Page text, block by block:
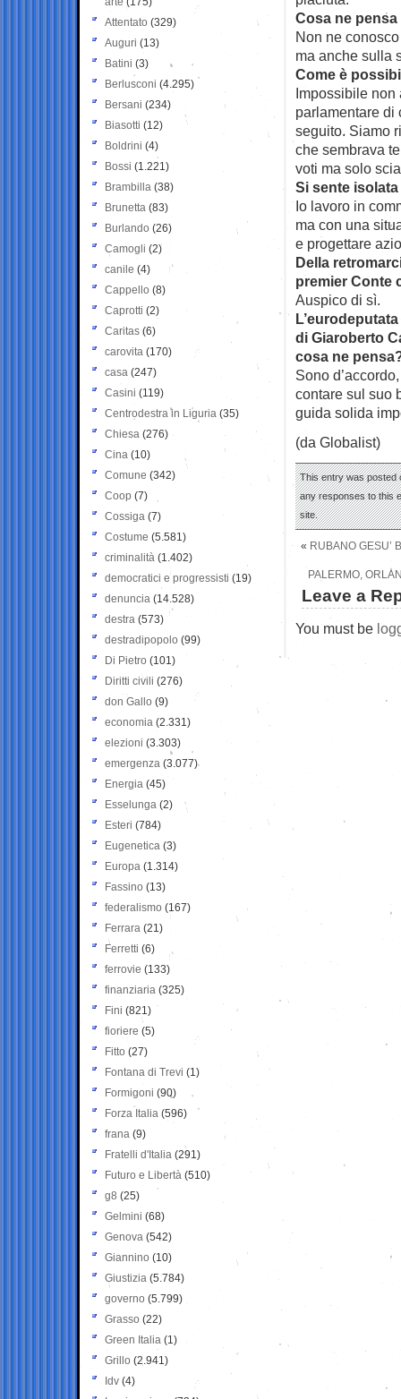
Cosa ne
Non ne
ma anche sulla
Come è
Impossibile
parlamentare di
seguito. Siamo
che sembrava
voti ma solo
Si sente
Io lavoro in
ma con una
e progettare
Della
premier Conte
Auspico di sì.
di Giaroberto
cosa ne
Sono
contare sul suo
guida solida
(da Globalist)
This entry was posted
any responses to this
site.
« RUBANO GESU’
PALERMO,
Leave a
You must be
Attentato (329)
Auguri (13)
Batini (3)
Berlusconi (4.295)
Bersani (234)
Biasotti (12)
Boldrini (4)
Bossi (1.221)
Brambilla (38)
Brunetta (83)
Burlando (26)
Camogli (2)
canile (4)
Cappello (8)
Caprotti (2)
Caritas (6)
carovita (170)
casa (247)
Casini (119)
Centrodestra in Liguria (35)
Chiesa (276)
Cina (10)
Comune (342)
Coop (7)
Cossiga (7)
Costume (5.581)
criminalità (1.402)
democratici e progressisti (19)
denuncia (14.528)
destra (573)
destradipopolo (99)
Di Pietro (101)
Diritti civili (276)
don Gallo (9)
economia (2.331)
elezioni (3.303)
emergenza (3.077)
Energia (45)
Esselunga (2)
Esteri (784)
Eugenetica (3)
Europa (1.314)
Fassino (13)
federalismo (167)
Ferrara (21)
Ferretti (6)
ferrovie (133)
finanziaria (325)
Fini (821)
fioriere (5)
Fitto (27)
Fontana di Trevi (1)
Formigoni (90)
Forza Italia (596)
frana (9)
Fratelli d'Italia (291)
Futuro e Libertà (510)
g8 (25)
Gelmini (68)
Genova (542)
Giannino (10)
Giustizia (5.784)
governo (5.799)
Grasso (22)
Green Italia (1)
Grillo (2.941)
Idv (4)